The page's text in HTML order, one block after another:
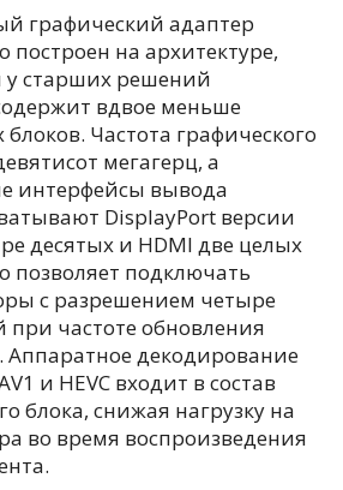
графический адаптер
построен на архитектуре,
у старших решений
вдвое меньше
Частота графического
мегагерц, а
интерфейсы вывода
DisplayPort версии
десятых и HDMI две целых
позволяет подключать
с разрешением четыре
при частоте обновления
Аппаратное декодирование
и HEVC входит в состав
блока, снижая нагрузку на
во время воспроизведения